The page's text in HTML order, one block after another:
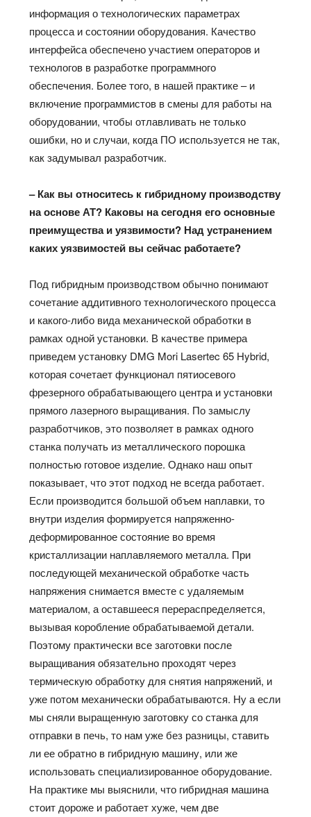
информация о технологических параметрах
процесса и состоянии оборудования. Качество
интерфейса обеспечено участием операторов и
технологов в разработке программного
обеспечения. Более того, в нашей практике – и
включение программистов в смены для работы на
оборудовании, чтобы отлавливать не только
ошибки, но и случаи, когда ПО используется не так,
как задумывал разработчик.
– Как вы относитесь к гибридному производству
на основе АТ? Каковы на сегодня его основные
преимущества и уязвимости? Над устранением
каких уязвимостей вы сейчас работаете?
Под гибридным производством обычно понимают
сочетание аддитивного технологического процесса
и какого-либо вида механической обработки в
рамках одной установки. В качестве примера
приведем установку DMG Mori Lasertec 65 Hybrid,
которая сочетает функционал пятиосевого
фрезерного обрабатывающего центра и установки
прямого лазерного выращивания. По замыслу
разработчиков, это позволяет в рамках одного
станка получать из металлического порошка
полностью готовое изделие. Однако наш опыт
показывает, что этот подход не всегда работает.
Если производится большой объем наплавки, то
внутри изделия формируется напряженно-
деформированное состояние во время
кристаллизации наплавляемого металла. При
последующей механической обработке часть
напряжения снимается вместе с удаляемым
материалом, а оставшееся перераспределяется,
вызывая коробление обрабатываемой детали.
Поэтому практически все заготовки после
выращивания обязательно проходят через
термическую обработку для снятия напряжений, и
уже потом механически обрабатываются. Ну а если
мы сняли выращенную заготовку со станка для
отправки в печь, то нам уже без разницы, ставить
ли ее обратно в гибридную машину, или же
использовать специализированное оборудование.
На практике мы выяснили, что гибридная машина
стоит дороже и работает хуже, чем две